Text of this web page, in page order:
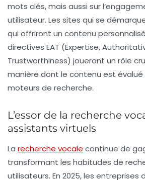
mots clés, mais aussi sur
utilisateur. Les sites qui se
qui offriront un contenu
directives EAT (Expertise,
Trustworthiness) joueront un rôle
manière dont le contenu est évalué
moteurs de recherche.
L’essor de la recherche
assistants virtuels
La recherche vocale continue de
transformant les habitudes de
utilisateurs. En 2025, les